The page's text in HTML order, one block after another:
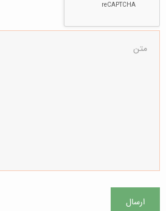
ارسال